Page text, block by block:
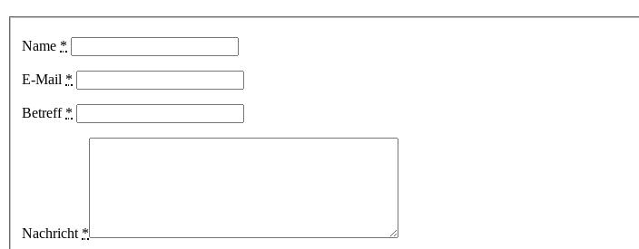
Name *
E-Mail *
Betreff *
Nachricht *